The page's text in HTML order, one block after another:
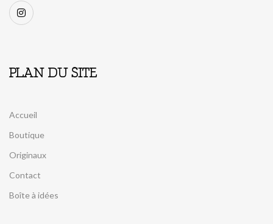
PLAN DU SITE
Accueil
Boutique
Originaux
Contact
Boîte à idées